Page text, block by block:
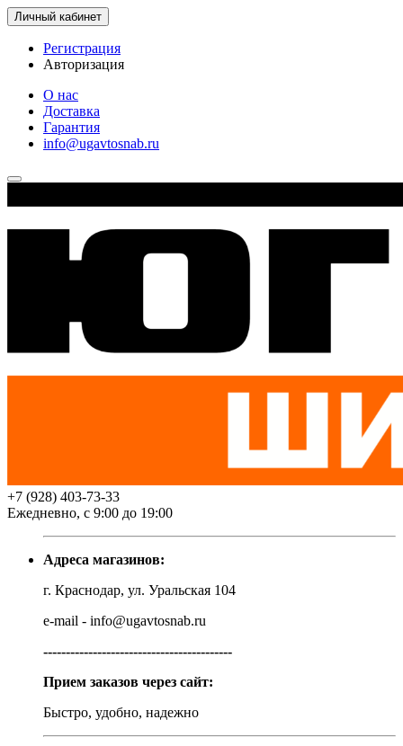
Личный кабинет
Регистрация
Авторизация
О нас
Доставка
Гарантия
info@ugavtosnab.ru
+7 (928) 403-73-33
Ежедневно, с 9:00 до 19:00
Адреса магазинов:
г. Краснодар, ул. Уральская 104
e-mail - info@ugavtosnab.ru
------------------------------------------
Прием заказов через сайт:
Быстро, удобно, надежно